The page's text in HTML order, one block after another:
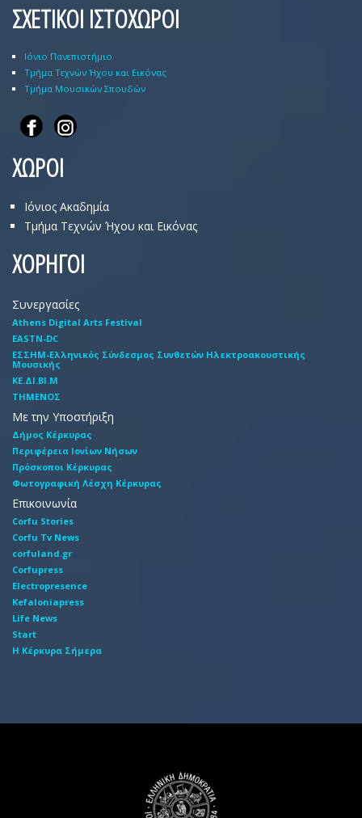
ΣΧΕΤΙΚΟΙ ΙΣΤΟΧΩΡΟΙ
Ιόνιο Πανεπιστήμιο
Τμήμα Τεχνών Ήχου και Εικόνας
Τμήμα Μουσικών Σπουδών
ΧΩΡΟΙ
Ιόνιος Ακαδημία
Τμήμα Τεχνών Ήχου και Εικόνας
ΧΟΡΗΓΟΙ
Συνεργασίες
Athens Digital Arts Festival
EASTN-DC
EΣΣHM-Eλληνικός Σύνδεσμος Συνθετών Hλεκτροακουστικής
Mουσικής
ΚΕ.ΔΙ.ΒΙ.Μ
ΤΗΜΕΝΟΣ
Με την Υποστήριξη
Δήμος Κέρκυρας
Περιφέρεια Ιονίων Νήσων
Πρόσκοποι Κέρκυρας
Φωτογραφική Λέσχη Κέρκυρας
Επικοινωνία
Corfu Stories
Corfu Tv News
corfuland.gr
Corfupress
Electropresence
Kefaloniapress
Life News
Start
Η Κέρκυρα Σήμερα